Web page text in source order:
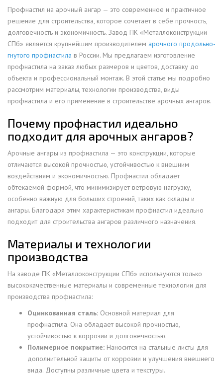
Профнастил на арочный ангар — это современное и практичное
решение для строительства, которое сочетает в себе прочность,
долговечность и экономичность. Завод ПК «Металлоконструкции
СПб» является крупнейшим производителем арочного продольно-
гнутого профнастила в России. Мы предлагаем изготовление
профнастила на заказ любых размеров и цветов, доставку до
объекта и профессиональный монтаж. В этой статье мы подробно
рассмотрим материалы, технологии производства, виды
профнастила и его применение в строительстве арочных ангаров.
Почему профнастил идеально
подходит для арочных ангаров?
Арочные ангары из профнастила — это конструкции, которые
отличаются высокой прочностью, устойчивостью к внешним
воздействиям и экономичностью. Профнастил обладает
обтекаемой формой, что минимизирует ветровую нагрузку,
особенно важную для больших строений, таких как склады и
ангары. Благодаря этим характеристикам профнастил идеально
подходит для строительства ангаров различного назначения.
Материалы и технологии
производства
На заводе ПК «Металлоконструкции СПб» используются только
высококачественные материалы и современные технологии для
производства профнастила:
Оцинкованная сталь: Основной материал для
профнастила. Она обладает высокой прочностью,
устойчивостью к коррозии и долговечностью.
Полимерное покрытие: Наносится на стальные листы для
дополнительной защиты от коррозии и улучшения внешнего
вида. Доступны различные цвета и текстуры.